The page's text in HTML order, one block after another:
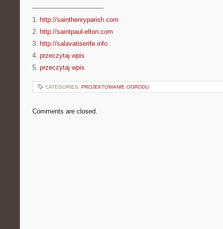
———————————
1. http://sainthenryparish.com
2. http://saintpaul-elton.com
3. http://salavatiserife.info
4. przeczytaj wpis
5. przeczytaj wpis
CATEGORIES: PROJEKTOWANIE OGRODU
Comments are closed.